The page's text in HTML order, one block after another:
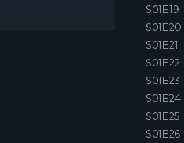
S01E19
S01E20
S01E21
S01E22
S01E23
S01E24
S01E25
S01E26